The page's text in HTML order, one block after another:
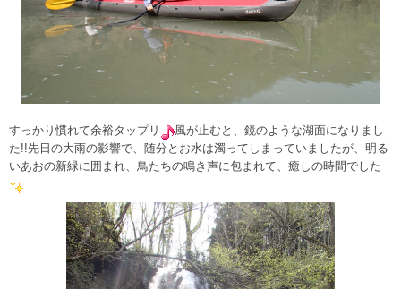
すっかり慣れて余裕タップリ
風が止むと、鏡のような湖面になりまし
た!!先日の大雨の影響で、随分とお水は濁ってしまっていましたが、明る
いあおの新緑に囲まれ、鳥たちの鳴き声に包まれて、癒しの時間でした